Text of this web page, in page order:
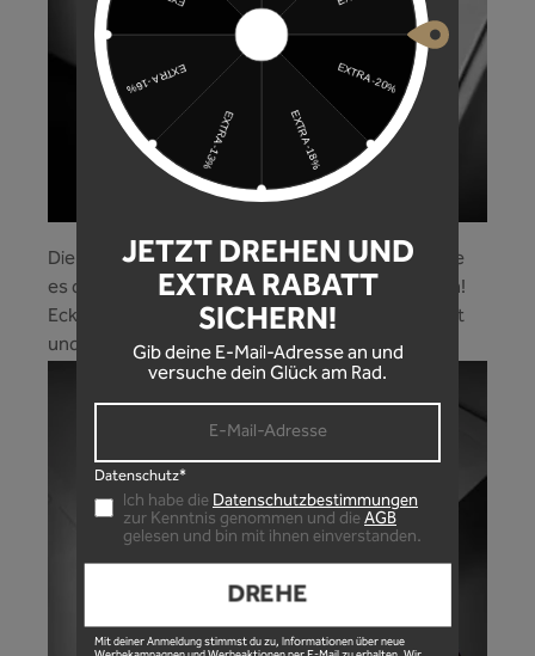
Die präzisen Formcuts der Rahmenschutzfolie, die
es dir ermöglichen jede Rahmenform zu schützen!
Ecken und Kanten werden mit Leichtigkeit beklebt
und dein Bike optimal geschützt!
JETZT DREHEN UND
EXTRA RABATT
SICHERN!
Gib deine E-Mail-Adresse an und
versuche dein Glück am Rad.
Datenschutz*
Ich habe die Datenschutzbestimmungen
zur Kenntnis genommen und die AGB
gelesen und bin mit ihnen einverstanden.
DREHE
Mit deiner Anmeldung stimmst du zu, Informationen über neue